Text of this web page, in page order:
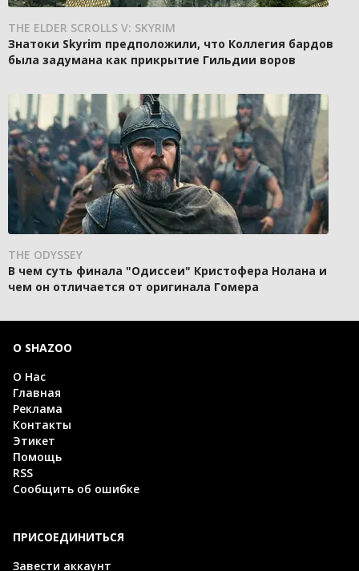
THE ELDER SCROLLS V: SKYRIM
Знатоки Skyrim предположили, что Коллегия бардов
была задумана как прикрытие Гильдии воров
THE ODYSSEY
В чем суть финала "Одиссеи" Кристофера Нолана и
чем он отличается от оригинала Гомера
О SHAZOO
О Нас
Главная
Реклама
Контакты
Этикет
Помощь
RSS
Сообщить об ошибке
ПРИСОЕДИНИТЬСЯ
Завести аккаунт